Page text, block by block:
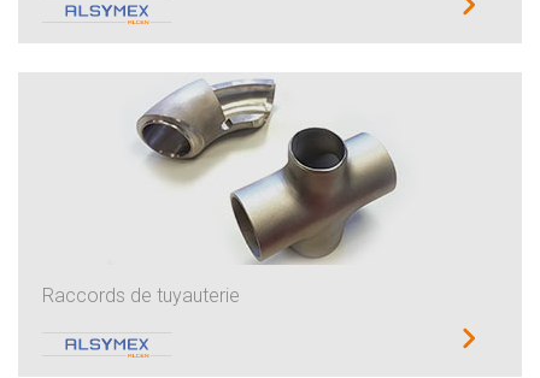
Raccords de tuyauterie